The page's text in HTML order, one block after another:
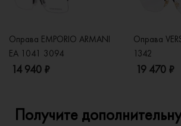
Оправа EMPORIO ARMANI
EA 1041 3094
14 940 ₽
Оправа
1342
19 470 ₽
Получите